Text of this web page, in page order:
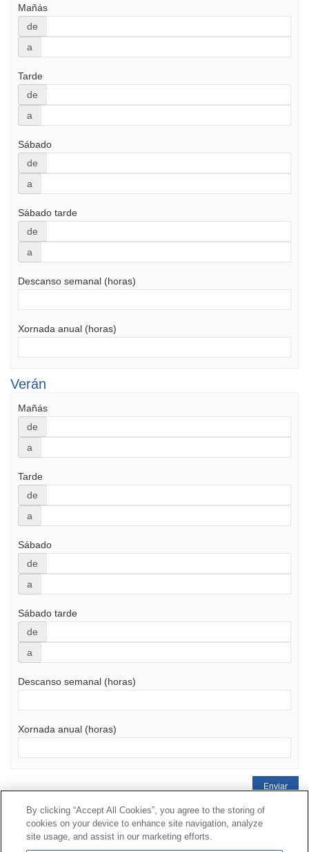
Mañás
de
a
Tarde
de
a
Sábado
de
a
Sábado tarde
de
a
Descanso semanal (horas)
Xornada anual (horas)
Verán
Mañás
de
a
Tarde
de
a
Sábado
de
a
Sábado tarde
de
a
Descanso semanal (horas)
Xornada anual (horas)
Enviar
Contacto|Perfil do contratante|Reclamacións
Liña Universal 900 203 203|Zona Privada Comisión de
Prestacións Especiais|Zona Privada Provedor Sanitario
By clicking “Accept All Cookies”, you agree to the storing of
cookies on your device to enhance site navigation, analyze
site usage, and assist in our marketing efforts.